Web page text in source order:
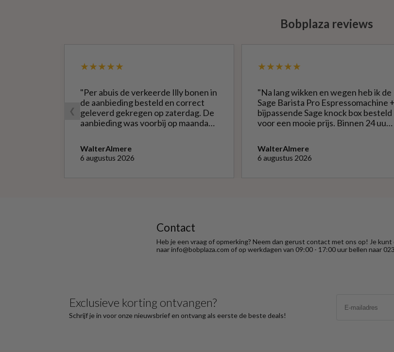
Bobplaza reviews
❮
★★★★★
"Per abuis de verkeerde Illy bonen in
de aanbieding besteld en correct
geleverd gekregen op zaterdag. De
aanbieding was voorbij op maandag
soort. Telefonisch gevraagd of ze
geruild konden worden voor de
logisch) de betaling terug
WalterAlmere
6 augustus 2026
★★★★★
"Na lang wikken en wegen heb ik de
Sage Barista Pro Espressomachine +
bijpassende Sage knock box besteld
voor een mooie prijs. Binnen 24 uur
instellen bonenmolen heb ik van de
eerste kopjes uitstekende espresso
WalterAlmere
6 augustus 2026
Contact
Heb je een vraag of opmerking? Neem dan gerust contact met ons op! Je kunt
naar info@bobplaza.com of op werkdagen van 09:00 - 17:00 uur bellen naar
Exclusieve korting ontvangen?
Schrijf je in voor onze nieuwsbrief en ontvang als eerste de beste deals!